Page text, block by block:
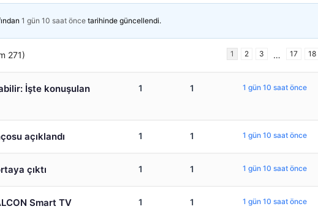
1 gün 10 saat önce tarihinde güncellendi.
271) 1 2 3 … 17 18
İşte konuşulan
1 1 1 gün 10 saat önce
açıklandı 1 1 1 gün 10 saat önce
çıktı 1 1 1 gün 10 saat önce
Smart TV
1 1 1 gün 10 saat önce